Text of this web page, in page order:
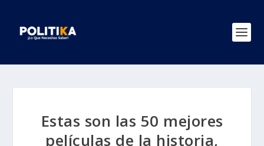
Estas son las 50 mejores
películas de la historia,